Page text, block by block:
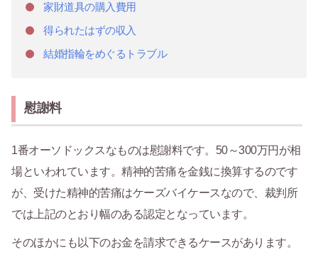
家財道具の購入費用
得られたはずの収入
結婚指輪をめぐるトラブル
慰謝料
1番オーソドックスなものは慰謝料です。50～300万円が相
場といわれています。精神的苦痛を金銭に換算するのです
が、受けた精神的苦痛はケーズバイケースなので、裁判所
では上記のとおり幅のある認定となっています。
そのほかにも以下のお金を請求できるケースがあります。